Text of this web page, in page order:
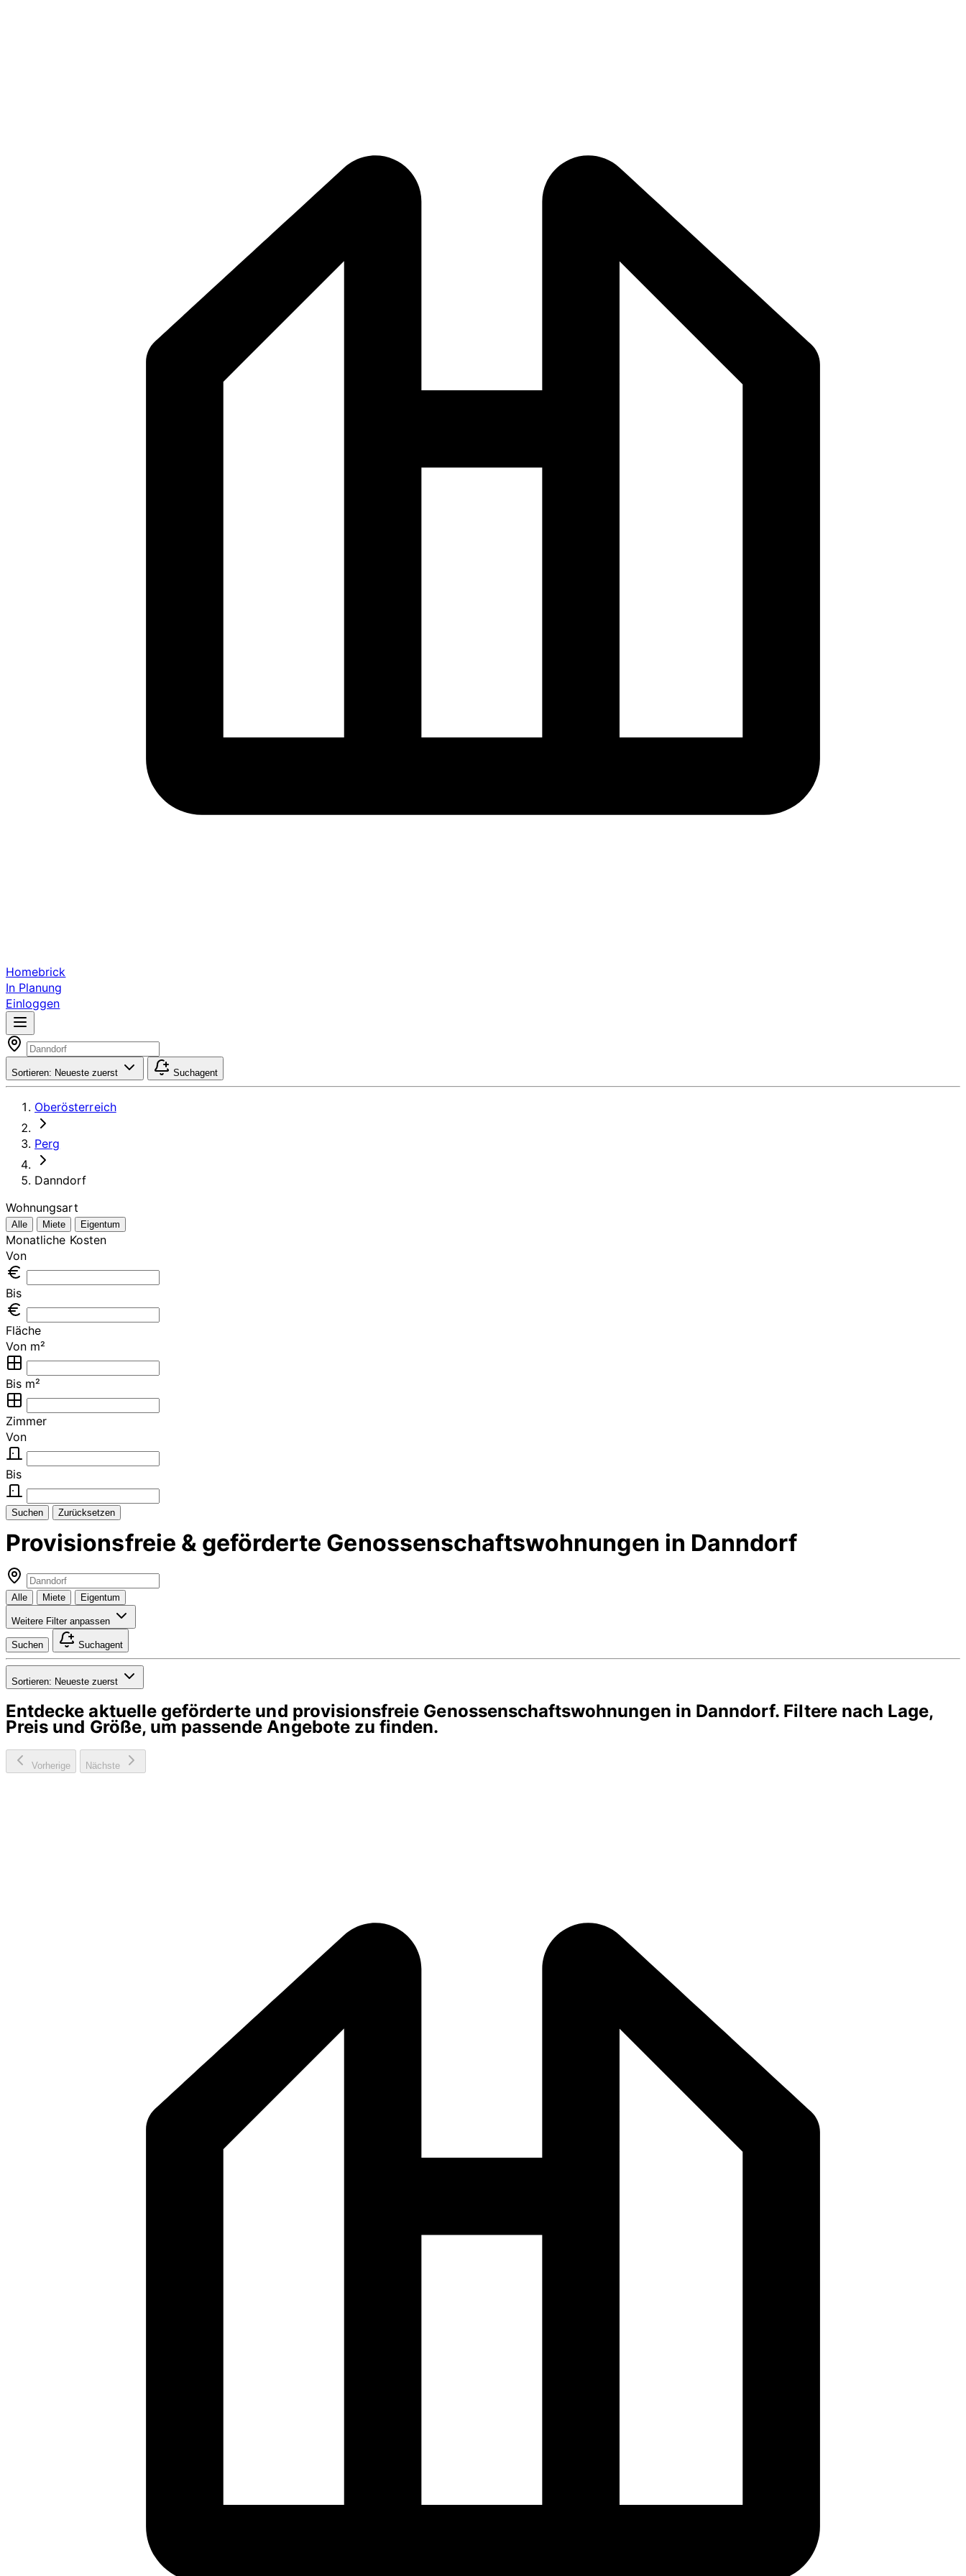
Homebrick
In Planung
Einloggen
Sortieren: Neueste zuerst Suchagent
Oberösterreich
Perg
Danndorf
Wohnungsart
Alle Miete Eigentum
Monatliche Kosten
Von
Bis
Fläche
Von m²
Bis m²
Zimmer
Von
Bis
Suchen Zurücksetzen
Provisionsfreie & geförderte Genossenschaftswohnungen in Danndorf
Alle Miete Eigentum
Weitere Filter anpassen
Suchen Suchagent
Sortieren: Neueste zuerst
Entdecke aktuelle geförderte und provisionsfreie Genossenschaftswohnungen in Danndorf. Filtere nach Lage,
Preis und Größe, um passende Angebote zu finden.
Vorherige Nächste